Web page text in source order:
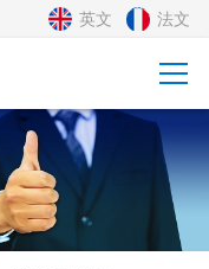
英文 法文